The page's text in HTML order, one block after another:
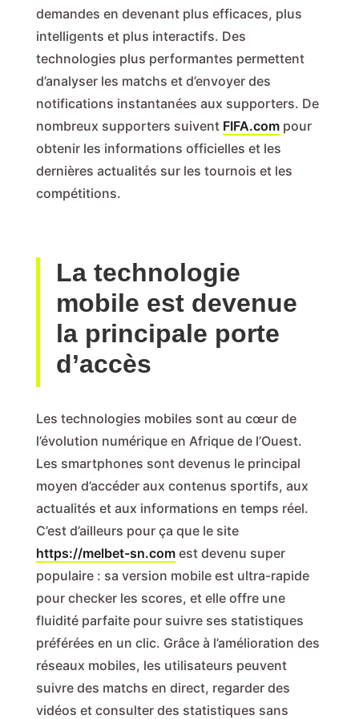
demandes en devenant plus efficaces, plus
intelligents et plus interactifs. Des
technologies plus performantes permettent
d’analyser les matchs et d’envoyer des
notifications instantanées aux supporters. De
nombreux supporters suivent FIFA.compour
obtenir les informations officielles et les
dernières actualités sur les tournois et les
compétitions.
La technologie
mobile est devenue
la principale porte
d’accès
Les technologies mobiles sont au cœur de
l’évolution numérique en Afrique de l’Ouest.
Les smartphones sont devenus le principal
moyen d’accéder aux contenus sportifs, aux
actualités et aux informations en temps réel.
C’est d’ailleurs pour ça que le site
https://melbet-sn.comest devenu super
populaire : sa version mobile est ultra-rapide
pour checker les scores, et elle offre une
fluidité parfaite pour suivre ses statistiques
préférées en un clic. Grâce à l’amélioration des
réseaux mobiles, les utilisateurs peuvent
suivre des matchs en direct, regarder des
vidéos et consulter des statistiques sans